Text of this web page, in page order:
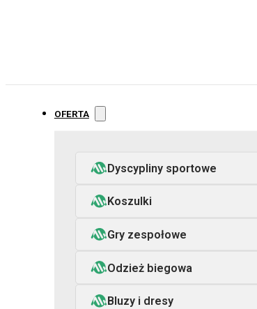
OFERTA
Dyscypliny sportowe
Koszulki
Gry zespołowe
Odzież biegowa
Bluzy i dresy